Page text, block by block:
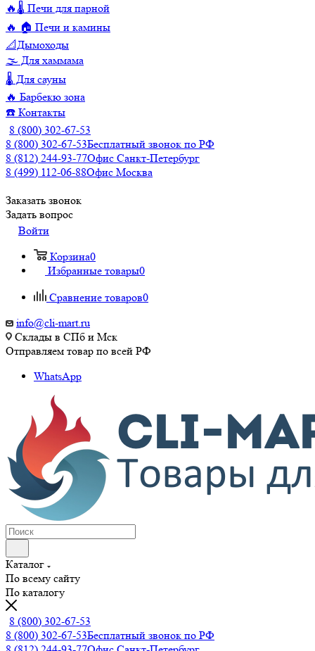
🔥🌡️ Печи для парной
🔥 🏠 Печи и камины
📐Дымоходы
🌫️ Для хаммама
🌡️ Для сауны
🔥 Барбекю зона
☎️ Контакты
8 (800) 302-67-53
8 (800) 302-67-53Бесплатный звонок по РФ
8 (812) 244-93-77Офис Санкт-Петербург
8 (499) 112-06-88Офис Москва
Заказать звонок
Задать вопрос
Войти
Корзина0
Избранные товары0
Сравнение товаров0
info@cli-mart.ru
Склады в СПб и Мск
Отправляем товар по всей РФ
WhatsApp
Каталог
По всему сайту
По каталогу
8 (800) 302-67-53
8 (800) 302-67-53Бесплатный звонок по РФ